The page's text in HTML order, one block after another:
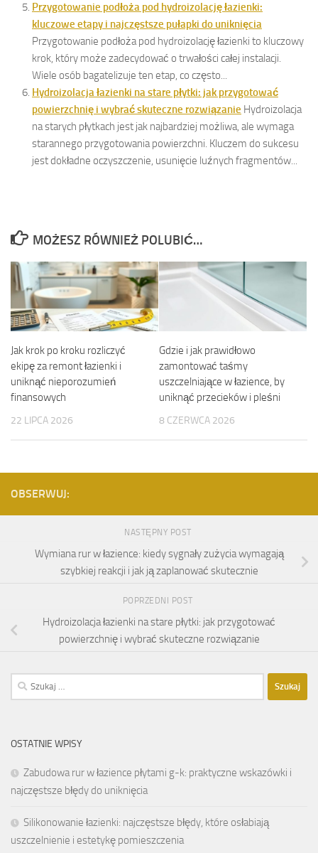
Przygotowanie podłoża pod hydroizolację łazienki:
kluczowe etapy i najczęstsze pułapki do uniknięcia
Przygotowanie podłoża pod hydroizolację łazienki to kluczowy
krok, który może zadecydować o trwałości całej instalacji.
Wiele osób bagatelizuje ten etap, co często...
Hydroizolacja łazienki na stare płytki: jak przygotować
powierzchnię i wybrać skuteczne rozwiązanie Hydroizolacja
na starych płytkach jest jak najbardziej możliwa, ale wymaga
starannego przygotowania powierzchni. Kluczem do sukcesu
jest dokładne oczyszczenie, usunięcie luźnych fragmentów...
MOŻESZ RÓWNIEŻ POLUBIĆ…
Jak krok po kroku rozliczyć
ekipę za remont łazienki i
uniknąć nieporozumień
finansowych
22 LIPCA 2026
Gdzie i jak prawidłowo
zamontować taśmy
uszczelniające w łazience, by
uniknąć przecieków i pleśni
8 CZERWCA 2026
OBSERWUJ:
NASTĘPNY POST
Wymiana rur w łazience: kiedy sygnały zużycia wymagają
szybkiej reakcji i jak ją zaplanować skutecznie
POPRZEDNI POST
Hydroizolacja łazienki na stare płytki: jak przygotować
powierzchnię i wybrać skuteczne rozwiązanie
Szukaj:
OSTATNIE WPISY
Zabudowa rur w łazience płytami g-k: praktyczne wskazówki i
najczęstsze błędy do uniknięcia
Silikonowanie łazienki: najczęstsze błędy, które osłabiają
uszczelnienie i estetykę pomieszczenia